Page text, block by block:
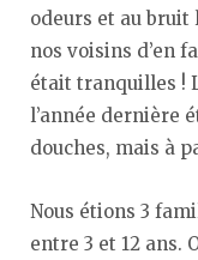
odeurs et au bruit
nos voisins d’en
était tranquilles !
l’année dernière
douches, mais à
Nous étions 3
entre 3 et 12 ans.